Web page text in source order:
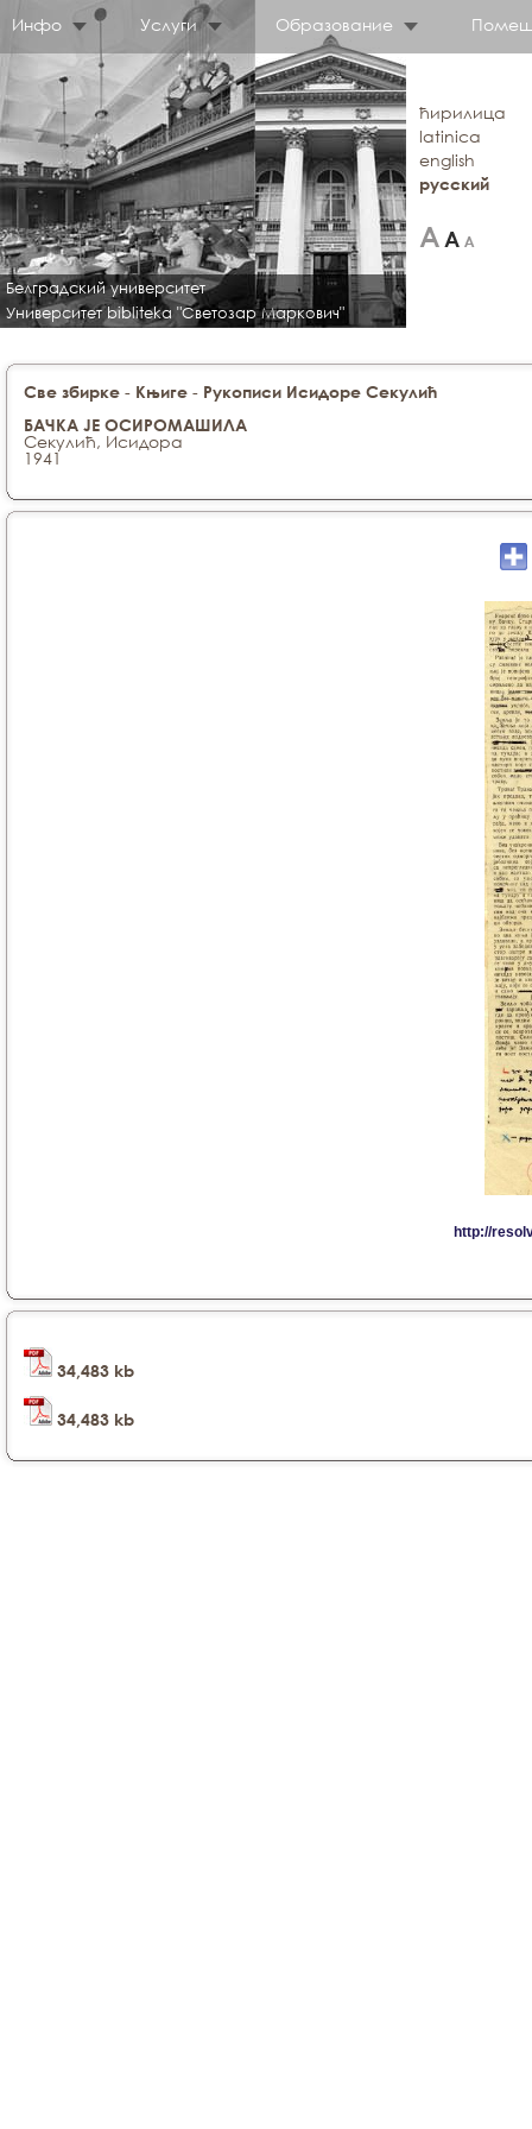
Инфо Услуги Образование
Белградский университет
Университет bibliteka "Светозар Маркович"
ћирилица
latinica
english
русский
Све збирке - Књиге - Рукописи Исидоре Секулић
БАЧКА ЈЕ ОСИРОМАШИЛА
Секулић, Исидора
1941
34,483 kb
34,483 kb